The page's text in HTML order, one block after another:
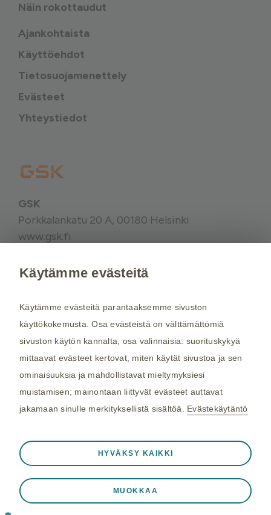
Näin rokottaudut
Ajankohtaista
Käyttöehdot
Tietosuojamenettely
Evästeet
Yhteystiedot
GSK
Porkkalankatu 20 A, 00180 Helsinki
www.gsk.fi
ammattilaiselta. Rokotussuositukset perustuvat
THL:nsuosituksiin. Maakohtaiset
rokotussuositukset perustuvatMatkailijan
terveysoppaaseen, jota toimittaa Kustannus Oy
Duodecim (aiemmin THL). Tarkistamme
maakohtaiset rokotesuositukset kahdesti
vuodessa.
04/2024, NP-FI-TVX-WCNT-210005
Viimeisin päivitys 25.03.2025
Käytämme evästeitä
Käytämme evästeitä parantaaksemme sivuston
käyttökokemusta. Osa evästeistä on välttämättömiä
sivuston käytön kannalta, osa valinnaisia: suorituskykyä
mittaavat evästeet kertovat, miten käytät sivustoa ja sen
ominaisuuksia ja mahdollistavat mieltymyksiesi
muistamisen; mainontaan liittyvät evästeet auttavat
jakamaan sinulle merkityksellistä sisältöä. Evästekäytäntö
Välttämättömät evästeet ❮
kuten istuntotietojen tallennukseen vierailun
aikana, eväste- ja tag-asetusten hallintaan
MUOKKAA
HYVÄKSY KAIKKI